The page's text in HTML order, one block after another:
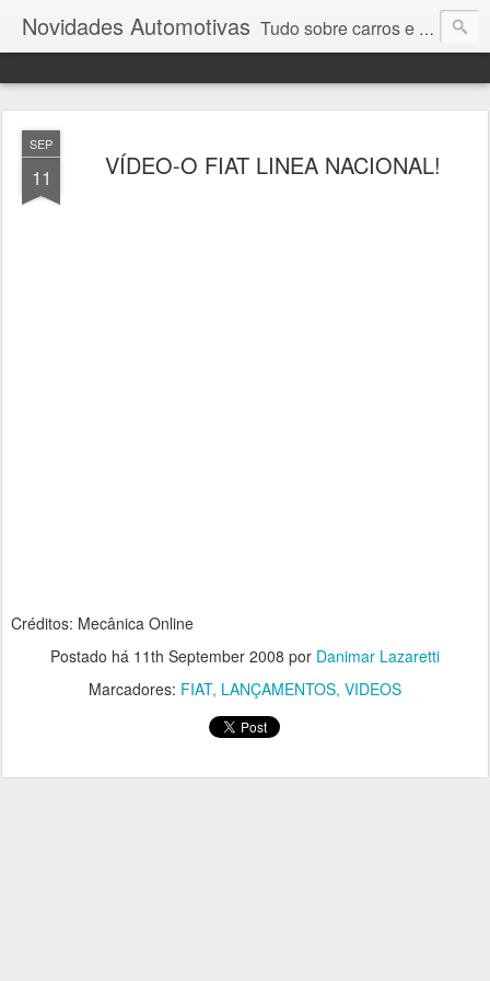
Novidades Automotivas Tudo sobre carros e motores
SEP
11 VÍDEO-O FIAT LINEA NACIONAL!
Créditos: Mecânica Online
Postado há 11th September 2008 por Danimar Lazaretti
Marcadores: FIAT LANÇAMENTOS VIDEOS